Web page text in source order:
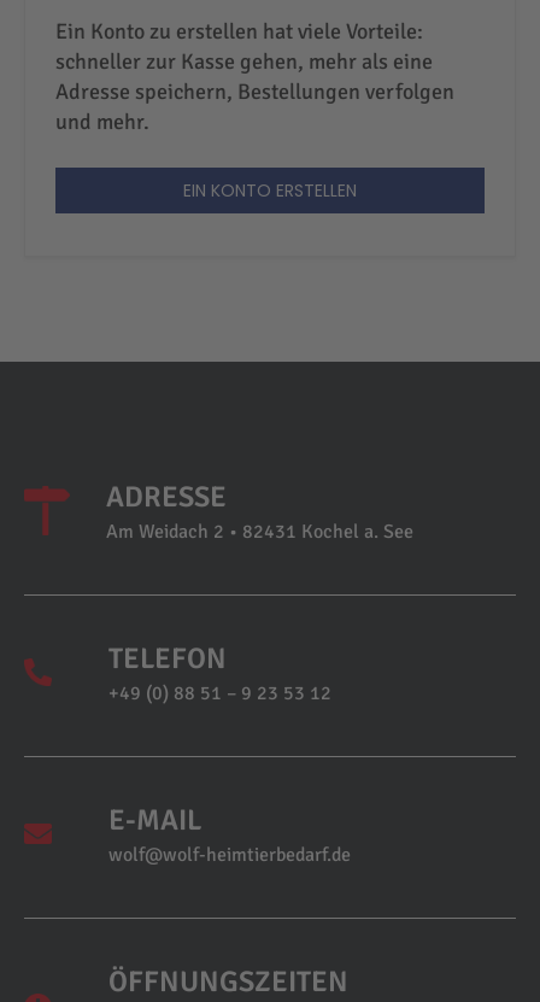
Ein Konto zu erstellen hat viele Vorteile:
schneller zur Kasse gehen, mehr als eine
Adresse speichern, Bestellungen verfolgen
und mehr.
EIN KONTO ERSTELLEN
ADRESSE
Am Weidach 2 • 82431 Kochel a. See
TELEFON
+49 (0) 88 51 – 9 23 53 12
E-MAIL
wolf@wolf-heimtierbedarf.de
ÖFFNUNGSZEITEN